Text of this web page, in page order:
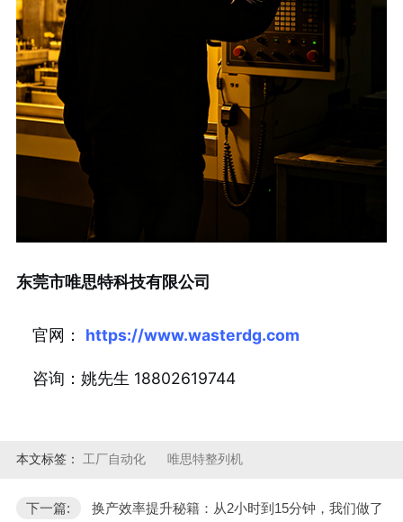
东莞市唯思特科技有限公司
官网： https://www.wasterdg.com
咨询：姚先生 18802619744
本文标签： 工厂自动化 唯思特整列机​
下一篇:
换产效率提升秘籍：从2小时到15分钟，我们做了